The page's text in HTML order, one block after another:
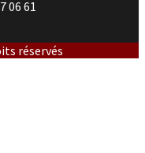
06 61
réservés